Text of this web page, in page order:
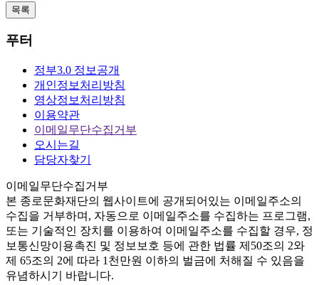
목록
푸터
정부3.0 정보공개
개인정보처리방침
영상정보처리방침
이용약관
이메일무단수집거부
오시는길
담당자찾기
이메일무단수집거부
본 종로문화재단의 웹사이트에 공개되어있는 이메일주소의
수집을 거부하며, 자동으로 이메일주소를 수집하는 프로그램,
또는 기술적인 장치를 이용하여 이메일주소를 수집할 경우, 정
보통신망이용촉진 및 정보보호 등에 관한 법률 제50조의 2와
제 65조의 2에 따라 1천만원 이하의 벌금에 처해질 수 있음을
유념하시기 바랍니다.